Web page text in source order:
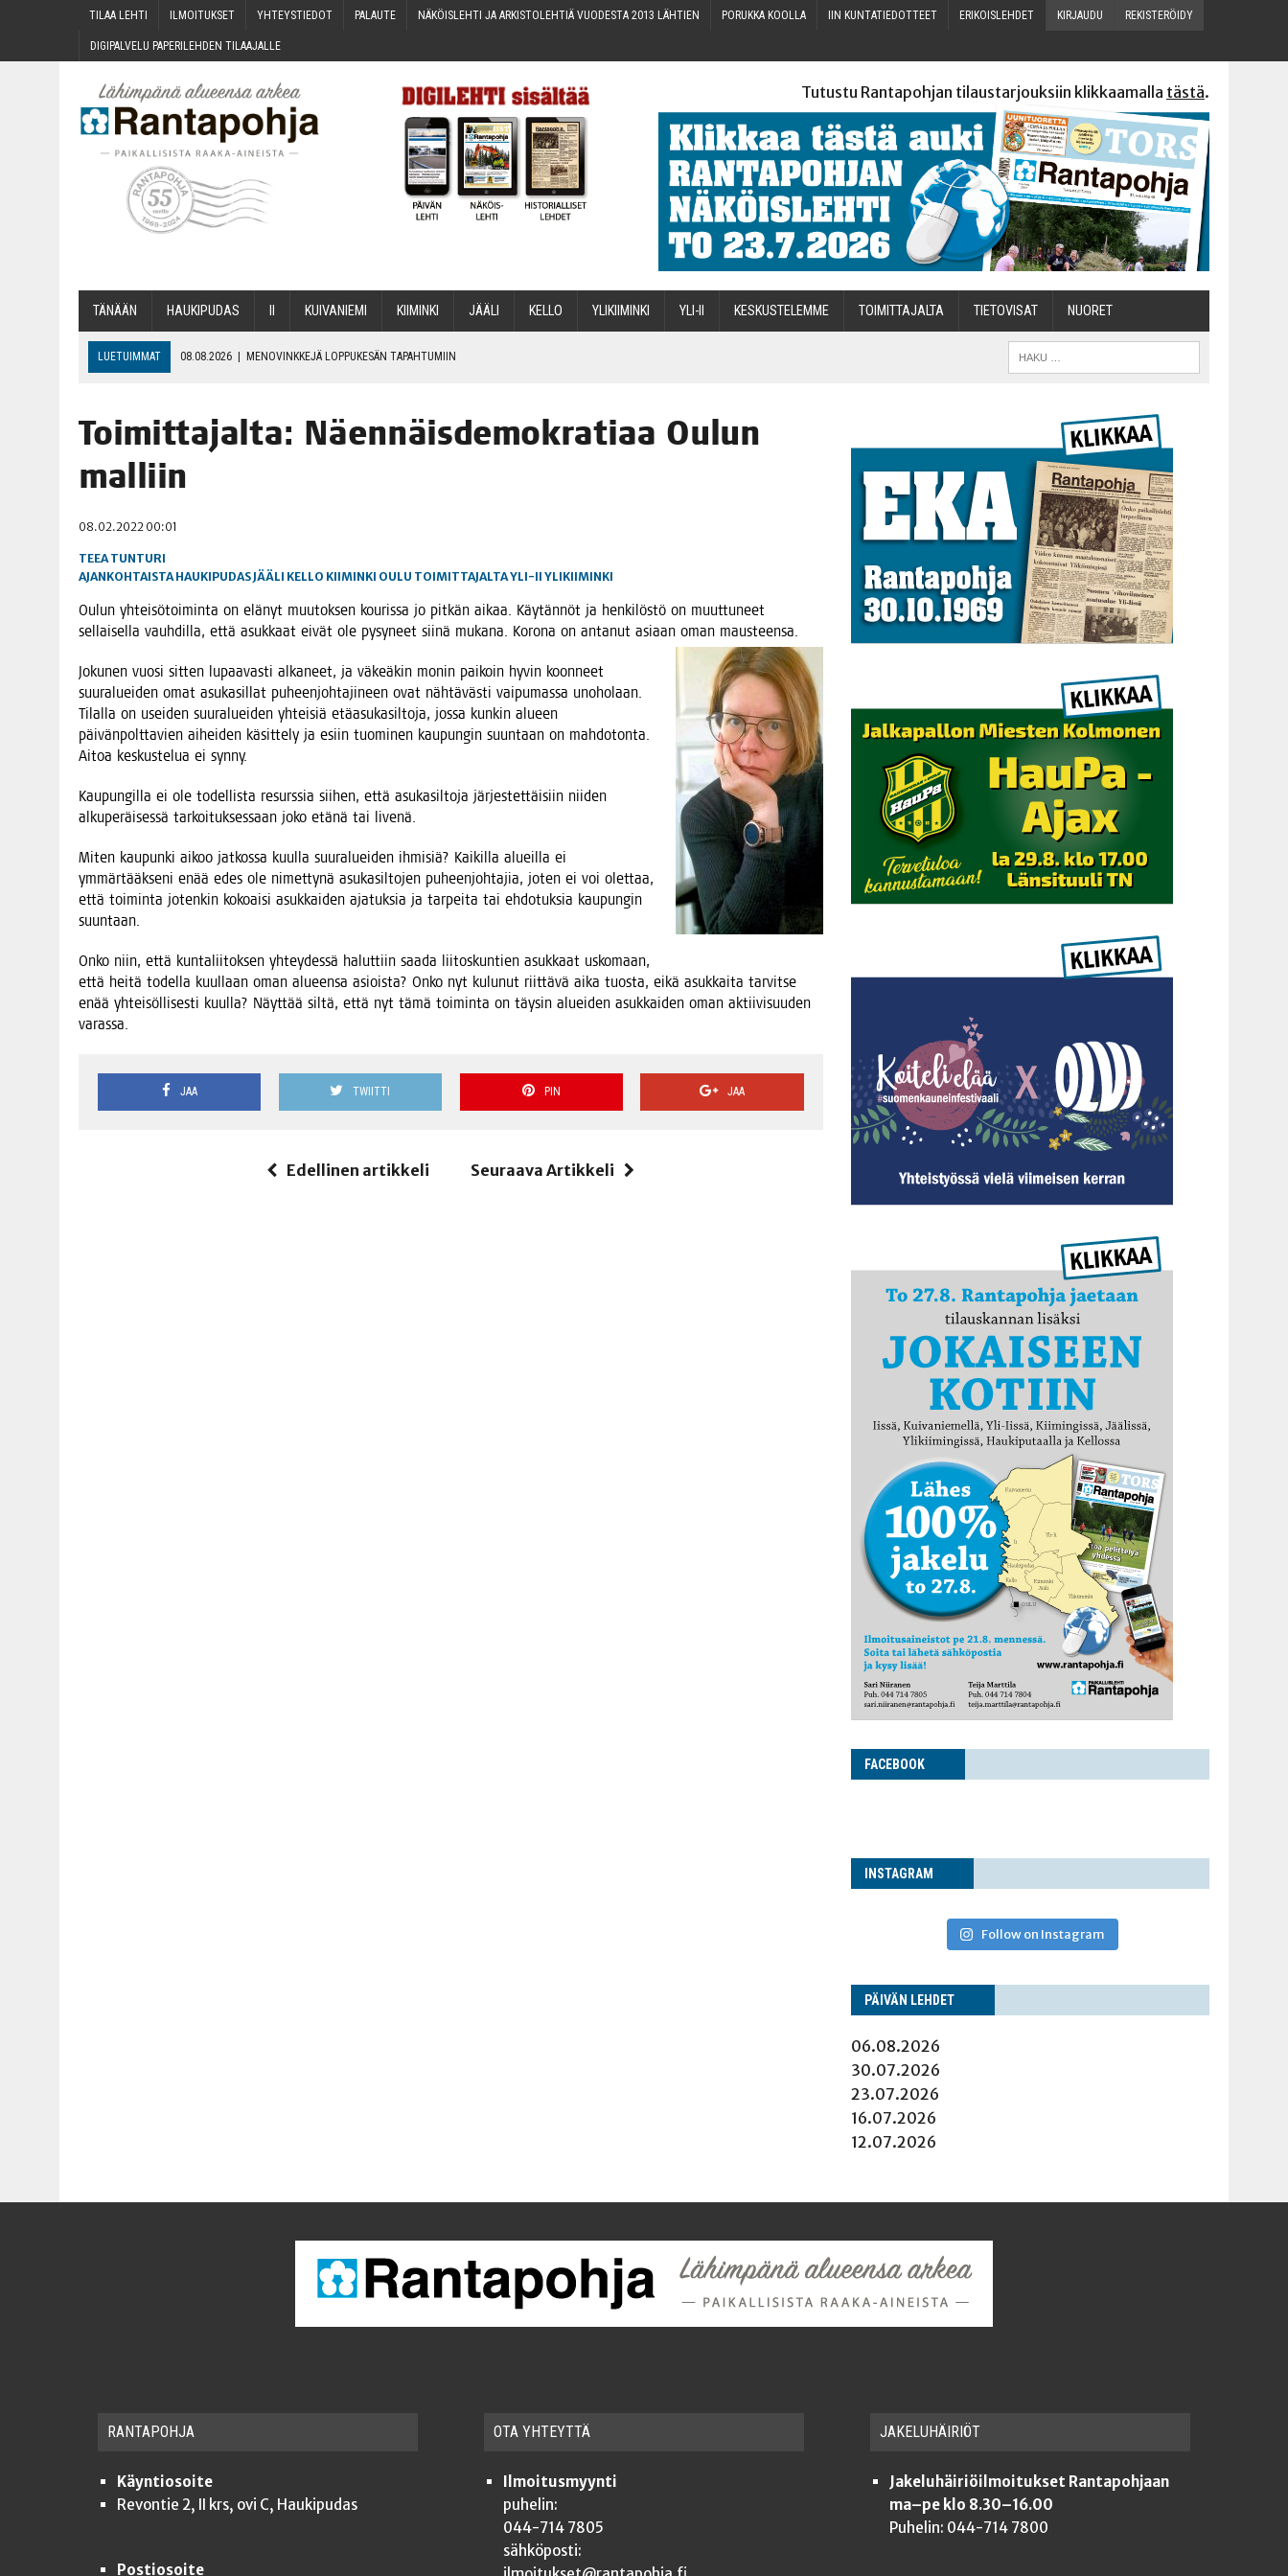
TILAA LEH­TI ILMOI­TUK­SET YHTEYS­TIE­DOT PALAU­TE NÄKÖIS­LEH­TI JA ARKIS­TO­LEH­TIÄ VUO­DES­TA 2013 LÄHTIEN PORUK­KA KOOLLA IIN KUN­TA­TIE­DOT­TEET ERI­KOIS­LEH­DET KIR­JAU­DU REKIS­TE­RÖI­DY
DIGI­PAL­VE­LU PAPE­RI­LEH­DEN TILAAJALLE
Tutustu Rantapohjan tilaustarjouksiin klikkaamalla tästä.
TÄNÄÄN HAU­KI­PU­DAS KUI­VA­NIE­MI KII­MIN­KI JÄÄ­LI KEL­LO YLI­KII­MIN­KI YLI-II KES­KUS­TE­LEM­ME TOI­MIT­TA­JAL­TA TIETOVISAT NUO­RET
LUETUIMMAT 08.08.2026 | MENO­VINK­KE­JÄ LOP­PU­KE­SÄN TAPAHTUMIIN
06.08.2026 | ONKS KAU­NOO NÄKYNY?
MAKA­RO­NI­LAA­TI­KOL­LA ARKEEN
09.08.2026
Toi­mit­ta­jal­ta: Näen­näis­de­mo­kra­ti­aa Oulun
malliin
08.02.2022 00:01
TEEA TUNTURI
AJANKOHTAISTA HAUKIPUDASJÄÄLI KELLO KIIMINKI OULU TOIMITTAJALTAYLI-II YLIKIIMINKI
Oulun yhtei­sö­toi­min­ta on elä­nyt muu­tok­sen kou­ris­sa jo pit­kän aikaa. Käy­tän­nöt ja hen­ki­lös­tö on muut­tu­neet
sel­lai­sel­la vauh­dil­la, että asuk­kaat eivät ole pysy­neet sii­nä muka­na. Koro­na on anta­nut asi­aan oman mausteensa.
Joku­nen vuo­si sit­ten lupaa­vas­ti alka­neet, ja väkeä­kin monin pai­koin hyvin koon­neet
suur­aluei­den omat asu­ka­sil­lat puheen­joh­ta­ji­neen ovat näh­tä­väs­ti vai­pu­mas­sa uno­ho­laan.
Tilal­la on usei­den suur­aluei­den yhtei­siä etä­asu­ka­sil­to­ja, jos­sa kun­kin alu­een
päi­vän­polt­ta­vien aihei­den käsit­te­ly ja esiin tuo­mi­nen kau­pun­gin suun­taan on mah­do­ton­ta.
Aitoa kes­kus­te­lua ei synny.
Kau­pun­gil­la ei ole todel­lis­ta resurs­sia sii­hen, että asu­ka­sil­to­ja jär­jes­tet­täi­siin nii­den
alku­pe­räi­ses­sä tar­koi­tuk­ses­saan joko etä­nä tai livenä.
Miten kau­pun­ki aikoo jat­kos­sa kuul­la suur­aluei­den ihmi­siä? Kai­kil­la alueil­la ei
ymmär­tääk­se­ni enää edes ole nimet­ty­nä asu­ka­sil­to­jen puheen­joh­ta­jia, joten ei voi olet­taa,
että toi­min­ta joten­kin kokoai­si asuk­kai­den aja­tuk­sia ja tar­pei­ta tai ehdo­tuk­sia kau­pun­gin
suuntaan.
Onko niin, että kun­ta­lii­tok­sen yhtey­des­sä halut­tiin saa­da lii­tos­kun­tien asuk­kaat usko­maan,
että hei­tä todel­la kuul­laan oman alu­een­sa asiois­ta? Onko nyt kulu­nut riit­tä­vä aika tuos­ta, eikä asuk­kai­ta tar­vit­se
enää yhtei­söl­li­ses­ti kuul­la? Näyt­tää sil­tä, että nyt tämä toi­min­ta on täy­sin aluei­den asuk­kai­den oman aktii­vi­suu­den
varassa.
JAA TWIITTI PIN JAA
Edellinen artikkeli Seuraava Artikkeli
FACE­BOOK
INS­TA­GRAM
Follow on Instagram
PÄI­VÄN LEHDET
06.08.2026
30.07.2026
23.07.2026
16.07.2026
12.07.2026
RAN­TA­POH­JA
Käyntiosoite
Revontie 2, II krs, ovi C, Haukipudas
Postiosoite
OTA YHTEYT­TÄ
Ilmoitusmyynti
puhelin:
044-714 7805
sähköposti:
JAKE­LU­HÄI­RIÖT
Jakeluhäiriöilmoitukset Rantapohjaan
ma–pe klo 8.30–16.00
Puhelin: 044-714 7800